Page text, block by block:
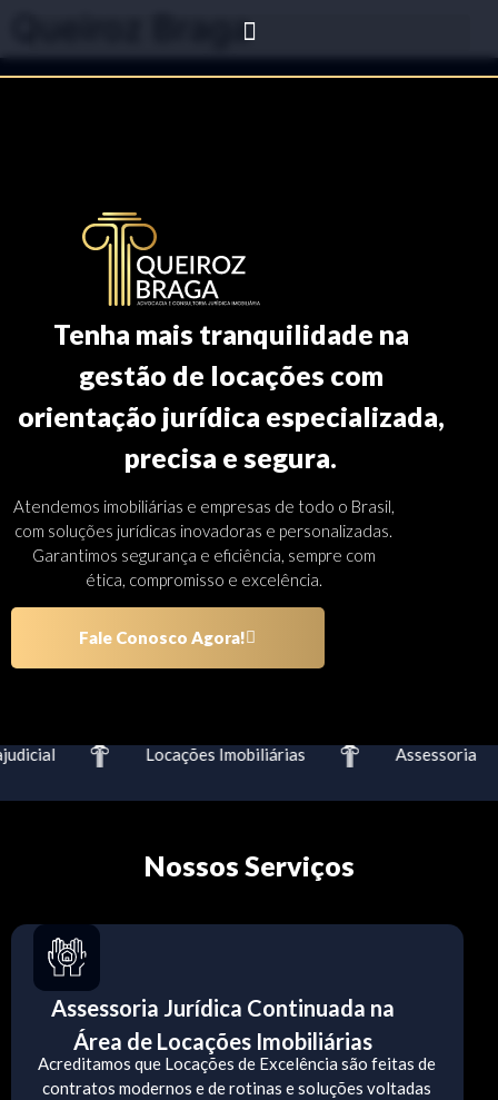
Queiroz Braga
Tenha mais tranquilidade na
gestão de locações com
orientação jurídica especializada,
precisa e segura.
Atendemos imobiliárias e empresas de todo o Brasil,
com soluções jurídicas inovadoras e personalizadas.
Garantimos segurança e eficiência, sempre com
ética, compromisso e excelência.
Fale Conosco Agora!
Locações Imobiliárias Assessoria
Nossos Serviços
Assessoria Jurídica Continuada na
Área de Locações Imobiliárias
Acreditamos que Locações de Excelência são feitas de
contratos modernos e de rotinas e soluções voltadas